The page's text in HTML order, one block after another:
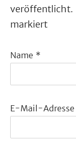
veröffentlicht.
markiert
Name *
E-Mail-Adresse